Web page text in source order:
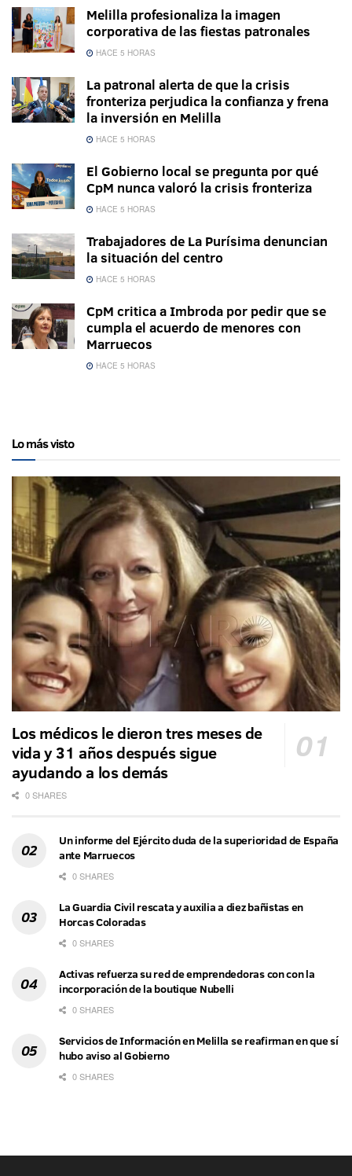
Melilla profesionaliza la imagen
corporativa de las fiestas patronales
HACE 5 HORAS
La patronal alerta de que la crisis
fronteriza perjudica la confianza y frena
la inversión en Melilla
HACE 5 HORAS
El Gobierno local se pregunta por qué
CpM nunca valoró la crisis fronteriza
HACE 5 HORAS
Trabajadores de La Purísima denuncian
la situación del centro
HACE 5 HORAS
CpM critica a Imbroda por pedir que se
cumpla el acuerdo de menores con
Marruecos
HACE 5 HORAS
Lo más visto
Los médicos le dieron tres meses de
vida y 31 años después sigue
ayudando a los demás
0 SHARES
Un informe del Ejército duda de la superioridad de España
ante Marruecos
0 SHARES
La Guardia Civil rescata y auxilia a diez bañistas en
Horcas Coloradas
0 SHARES
Activas refuerza su red de emprendedoras con con la
incorporación de la boutique Nubelli
0 SHARES
Servicios de Información en Melilla se reafirman en que sí
hubo aviso al Gobierno
0 SHARES